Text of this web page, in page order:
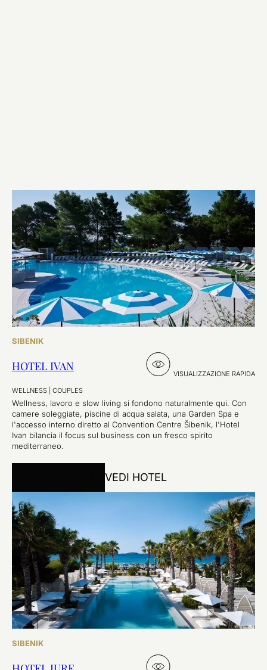
SIBENIK
HOTEL IVAN
VISUALIZZAZIONE RAPIDA
WELLNESS
COUPLES
Wellness, lavoro e slow living si fondono naturalmente qui. Con
camere soleggiate, piscine di acqua salata, una Garden Spa e
l'accesso interno diretto al Convention Centre Šibenik, l'Hotel
Ivan bilancia il focus sul business con un fresco spirito
mediterraneo.
VEDI HOTEL
SIBENIK